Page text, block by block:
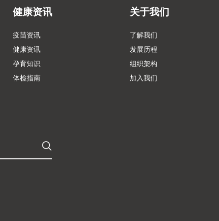
健康资讯
疫苗资讯
健康资讯
孕育知识
体检指南
关于我们
了解我们
发展历程
组织架构
加入我们